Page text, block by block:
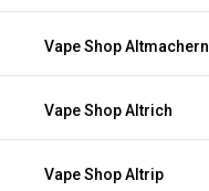
Vape Shop Altmachern
Vape Shop Altrich
Vape Shop Altrip